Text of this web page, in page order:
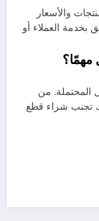
والأسعار
بخدمة العملاء أو
مهمًا؟
المحتملة. من
تجنب شراء قطع